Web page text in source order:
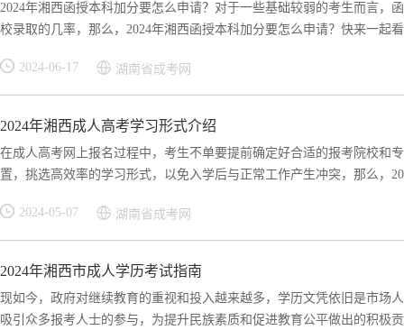
2024年湘西函授本科加分要怎么申请？对于一些基础较弱的考生而言
校录取的几率，那么，2024年湘西函授本科加分要怎么申请？快来一起
2024-06-17 湖南省成考网
2024年湘西成人高考学习形式介绍
在成人高考网上报名过程中，考生不单要提前确定好合适的报考院校和
置，挑选高效率的学习形式，以免入学后与正常工作产生冲突，那么，
2024-05-07 湖南省成考网
2024年湘西市成人学历考试指南
现如今，政府对继续教育的重视和投入越来越多，学历文凭依旧是市场
吸引众多报考人士的参与，为提升民族素质和促进教育公平做出的积极